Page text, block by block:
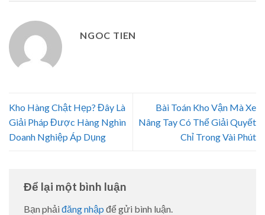
NGOC TIEN
Kho Hàng Chật Hẹp? Đây Là
Giải Pháp Được Hàng Nghìn
Doanh Nghiệp Áp Dụng
Bài Toán Kho Vận Mà Xe
Nâng Tay Có Thể Giải Quyết
Chỉ Trong Vài Phút
Để lại một bình luận
Bạn phải đăng nhập để gửi bình luận.